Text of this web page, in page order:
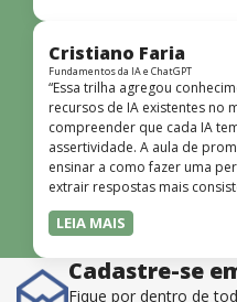
Cristiano Faria
Fundamentos da IA e ChatGPT
“Essa trilha agregou
recursos de IA existentes no
compreender que cada IA
assertividade. A aula de
ensinar a como fazer uma
extrair respostas mais
disponíveis. O instrutor
dominar o conteúdo, possui
LEIA MAIS
Cadastre-se
Fique por dentro de